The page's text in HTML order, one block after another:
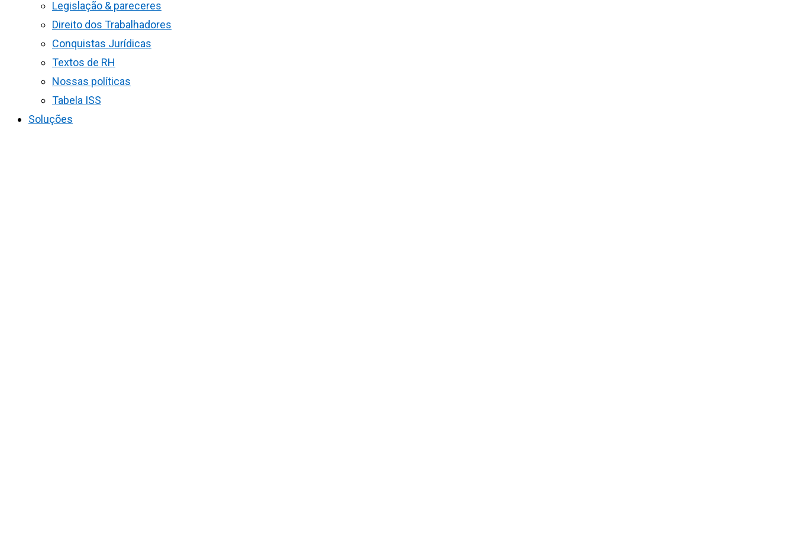
Legislação & pareceres
Direito dos Trabalhadores
Conquistas Jurídicas
Textos de RH
Nossas políticas
Tabela ISS
Soluções